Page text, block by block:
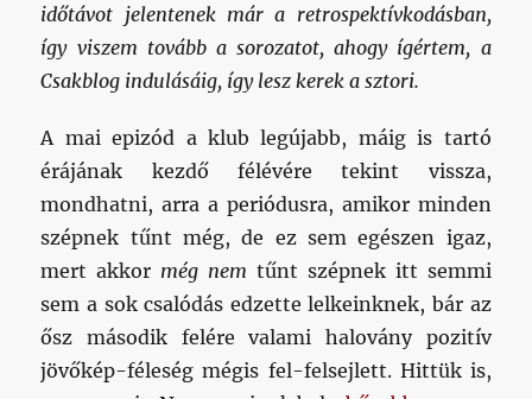
időtávot jelentenek már a retrospektívkodásban,
így viszem tovább a sorozatot, ahogy ígértem, a
Csakblog indulásáig, így lesz kerek a sztori.
A mai epizód a klub legújabb, máig is tartó
érájának kezdő félévére tekint vissza,
mondhatni, arra a periódusra, amikor minden
szépnek tűnt még, de ez sem egészen igaz,
mert akkor még nem tűnt szépnek itt semmi
sem a sok csalódás edzette lelkeinknek, bár az
ősz második felére valami halovány pozitív
jövőkép-féleség mégis fel-felsejlett. Hittük is,